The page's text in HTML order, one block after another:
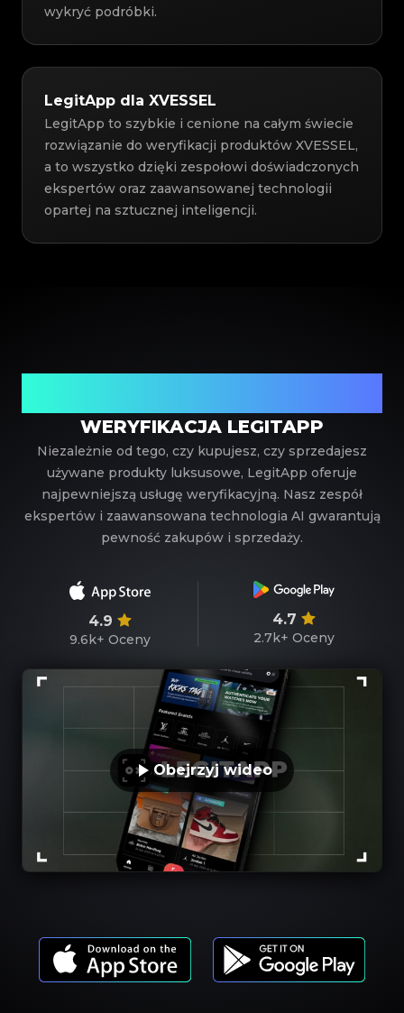
wykryć podróbki.
LegitApp dla XVESSEL
LegitApp to szybkie i cenione na całym świecie
rozwiązanie do weryfikacji produktów XVESSEL,
a to wszystko dzięki zespołowi doświadczonych
ekspertów oraz zaawansowanej technologii
opartej na sztucznej inteligencji.
WERYFIKACJA LEGITAPP
Niezależnie od tego, czy kupujesz, czy sprzedajesz
używane produkty luksusowe, LegitApp oferuje
najpewniejszą usługę weryfikacyjną. Nasz zespół
ekspertów i zaawansowana technologia AI gwarantują
pewność zakupów i sprzedaży.
4.9
9.6k+ Oceny
4.7
2.7k+ Oceny
Obejrzyj wideo